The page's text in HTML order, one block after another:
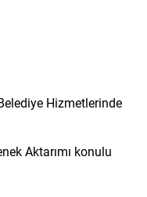
Hizmetlerinde
Aktarımı konulu